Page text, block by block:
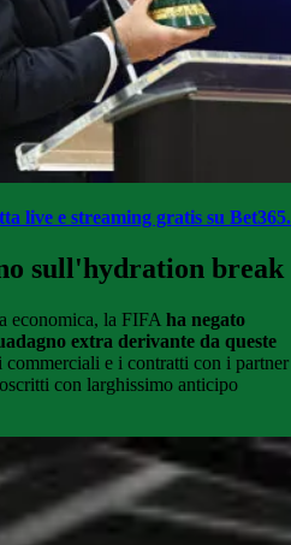
live e streaming gratis su Bet365.
sull'hydration break
economica, la FIFA ha negato
extra derivante da queste
commerciali e i contratti con i partner
con larghissimo anticipo